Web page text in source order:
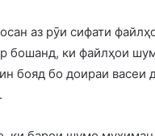
аз рӯи сифати
бошанд, ки файлҳои
бояд бо доираи васеи